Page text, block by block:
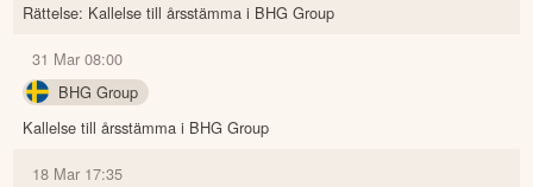
Rättelse: Kallelse till årsstämma i BHG Group
31 Mar 08:00
BHG Group
Kallelse till årsstämma i BHG Group
18 Mar 17:35